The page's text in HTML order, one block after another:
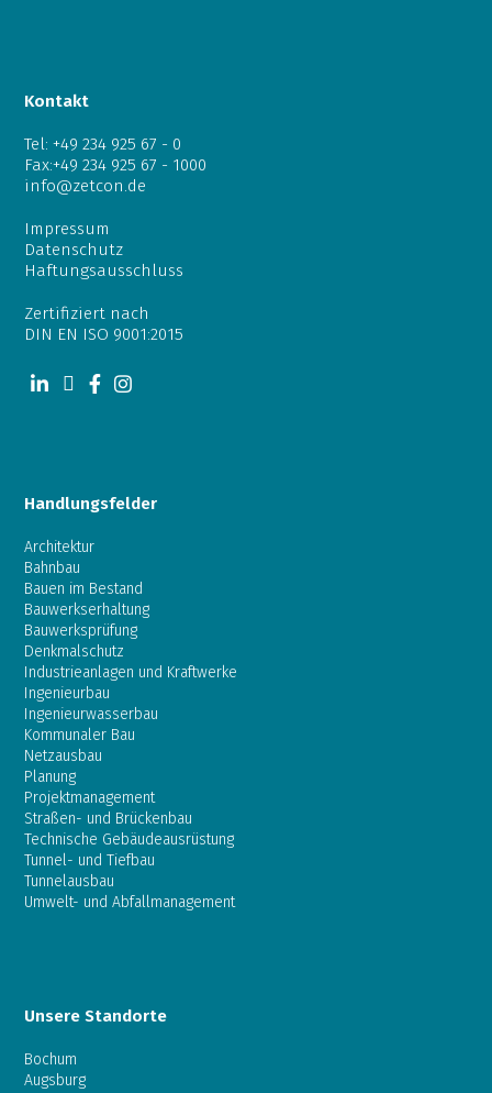
Kontakt
Tel: +49 234 925 67 - 0
Fax:+49 234 925 67 - 1000
info@zetcon.de
Impressum
Datenschutz
Haftungsausschluss
Zertifiziert nach
DIN EN ISO 9001:2015
Handlungsfelder
Architektur
Bahnbau
Bauen im Bestand
Bauwerkserhaltung
Bauwerksprüfung
Denkmalschutz
Industrieanlagen und Kraftwerke
Ingenieurbau
Ingenieurwasserbau
Kommunaler Bau
Netzausbau
Planung
Projektmanagement
Straßen- und Brückenbau
Technische Gebäudeausrüstung
Tunnel- und Tiefbau
Tunnelausbau
Umwelt- und Abfallmanagement
Unsere Standorte
Bochum
Augsburg